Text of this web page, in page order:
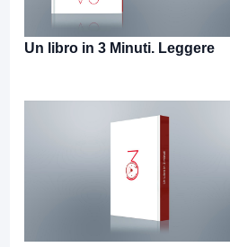
Un libro in 3 Minuti. Leggere